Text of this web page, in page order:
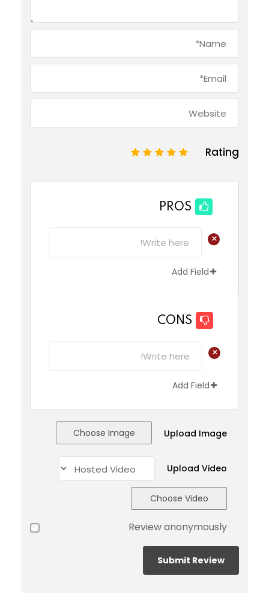
Rating
5
4
3
2
PROS
+
Add Field
CONS
+
Add Field
Upload Image
Choose Image
Upload Video
Choose Video
Review anonymously